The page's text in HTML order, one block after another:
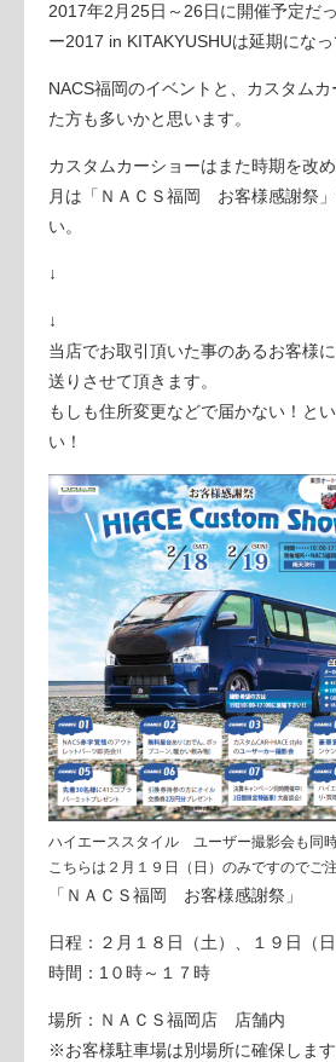
2017年2月25日～26日に開催予定だ
ー2017 in KITAKYUSHUは延期になっ
NACS福岡のイベントと、カスタム
た方も多いかと思います。
カスタムカーショーはまた時期を改
月は「ＮＡＣＳ福岡 お客様感謝祭
い。
↓
↓
当店でお取引頂いた事のあるお客様
送りさせて頂きます。
もしも住所変更などで届かない！と
い！
ハイエーススタイル ユーザー撮影会も同時
こちらは２月１９日（日）のみですのでご注
「ＮＡＣＳ福岡 お客様感謝祭」
日程：２月１８日（土）、１９日（日
時間：1０時～１７時
場所：ＮＡＣＳ福岡店 店舗内
※お客様駐車場は別場所に確保します